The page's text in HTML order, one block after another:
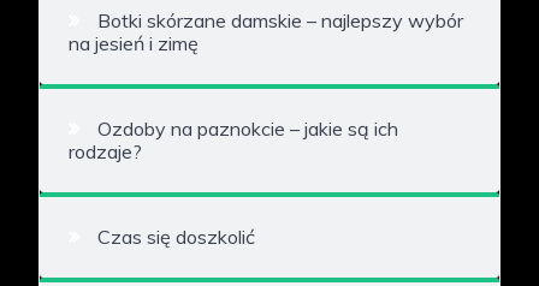
Botki skórzane damskie – najlepszy wybór
na jesień i zimę
Ozdoby na paznokcie – jakie są ich
rodzaje?
Czas się doszkolić